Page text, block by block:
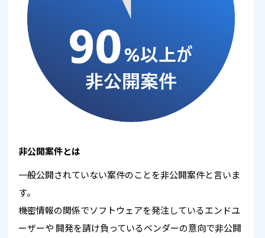
非公開案件とは
一般公開されていない案件のことを非公開案件と言いま
す。
機密情報の関係でソフトウェアを発注しているエンドユ
ーザーや 開発を請け負っているベンダーの意向で非公開